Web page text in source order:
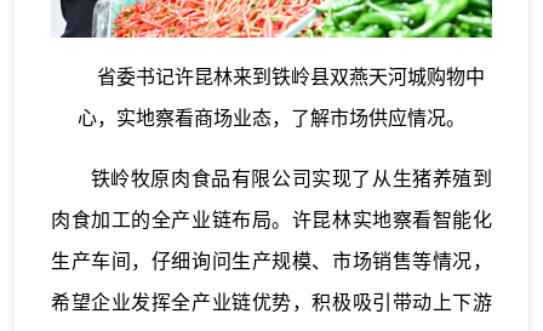
省委书记许昆林来到铁岭县双燕天河城购物中
心，实地察看商场业态，了解市场供应情况。
铁岭牧原肉食品有限公司实现了从生猪养殖到
肉食加工的全产业链布局。许昆林实地察看智能化
生产车间，仔细询问生产规模、市场销售等情况，
希望企业发挥全产业链优势，积极吸引带动上下游